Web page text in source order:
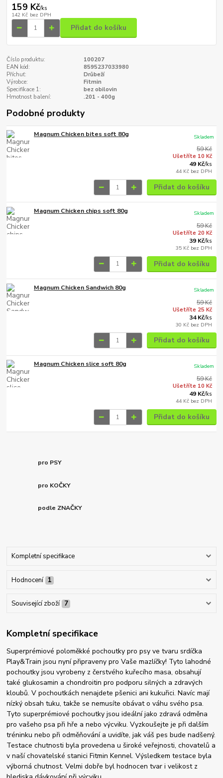
159 Kč/ks
142 Kč bez DPH
Přidat do košíku
Číslo produktu:
100207
EAN kód:
8595237033980
Příchuť:
Drůbeží
Výrobce:
Fitmin
Specifikace 1:
bez obilovin
Hmotnost balení:
.201 - 400g
Podobné produkty
Magnum Chicken bites soft 80g
59 Kč
Ušetříte 10 Kč
49 Kč/ks
44 Kč bez DPH
Skladem
Přidat do košíku
Magnum Chicken chips soft 80g
59 Kč
Ušetříte 20 Kč
39 Kč/ks
35 Kč bez DPH
Skladem
Přidat do košíku
Magnum Chicken Sandwich 80g
59 Kč
Ušetříte 25 Kč
34 Kč/ks
30 Kč bez DPH
Skladem
Přidat do košíku
Magnum Chicken slice soft 80g
59 Kč
Ušetříte 10 Kč
49 Kč/ks
44 Kč bez DPH
Skladem
Přidat do košíku
pro PSY
pro KOČKY
podle ZNAČKY
Kompletní specifikace
Hodnocení 1
Související zboží 7
Kompletní specifikace
Superprémiové poloměkké pochoutky pro psy ve tvaru srdíčka
Play&Train jsou nyní připraveny pro Vaše mazlíčky! Tyto lahodné
pochoutky jsou vyrobeny z čerstvého kuřecího masa, obsahují
také glukosamin a chondroitin pro podporu silných a zdravých
kloubů. V pochoutkách nenajdete pšenici ani kukuřici. Navíc mají
nízký obsah tuku, takže se nemusíte obávat o váhu svého psa.
Tyto superprémiové pochoutky jsou ideální jako zdravá odměna
pro vašeho psa při hře a nebo výcviku. Vyzkoušejte je při dalším
tréninku nebo při odměňování a uvidíte, jak váš pes bude nadšený.
Testace chutnosti byla provedena u široké veřejnosti, chovatelů a
v naší chovatelské stanici Fitmin Kennel. Výsledkem testace byla
výborná chutnost. Velmi dobře byl hodnocen tvar i velikost z